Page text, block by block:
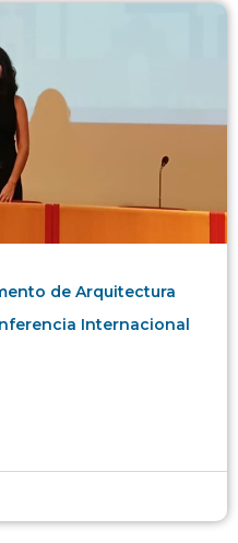
de Arquitectura
Internacional